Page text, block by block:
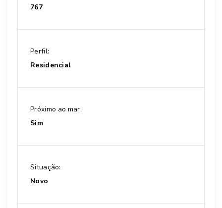
767
Perfil:
Residencial
Próximo ao mar:
Sim
Situação:
Novo